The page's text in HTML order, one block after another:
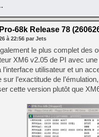
68k Release 78
à 22:56 par Jets
le plus complet des
XM6 v2.05 de PI avec
l’interface utilisateur et un
l’exactitude de
cette version plutôt que